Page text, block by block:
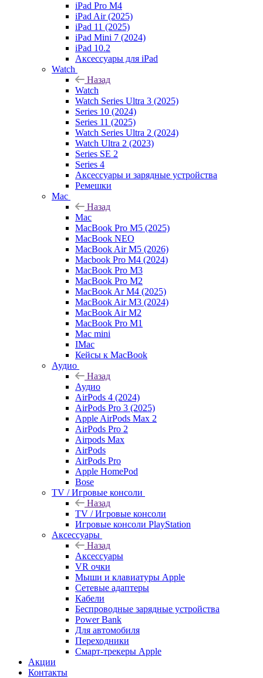
iPad Pro M4
iPad Air (2025)
iPad 11 (2025)
iPad Mini 7 (2024)
iPad 10.2
Аксессуары для iPad
Watch
Назад
Watch
Watch Series Ultra 3 (2025)
Series 10 (2024)
Series 11 (2025)
Watch Series Ultra 2 (2024)
Watch Ultra 2 (2023)
Series SE 2
Series 4
Аксессуары и зарядные устройства
Ремешки
Mac
Назад
Mac
MacBook Pro M5 (2025)
MacBook NEO
MacBook Air M5 (2026)
Macbook Pro M4 (2024)
MacBook Pro M3
MacBook Pro M2
MacBook Ar M4 (2025)
MacBook Air M3 (2024)
MacBook Air M2
MacBook Pro M1
Mac mini
IMac
Кейсы к MacBook
Аудио
Назад
Аудио
AirPods 4 (2024)
AirPods Pro 3 (2025)
Apple AirPods Max 2
AirPods Pro 2
Airpods Max
AirPods
AirPods Pro
Apple HomePod
Bose
TV / Игровые консоли
Назад
TV / Игровые консоли
Игровые консоли PlayStation
Аксессуары
Назад
Аксессуары
VR очки
Мыши и клавиатуры Apple
Сетевые адаптеры
Кабели
Беспроводные зарядные устройства
Power Bank
Для автомобиля
Переходники
Смарт-трекеры Apple
Акции
Контакты